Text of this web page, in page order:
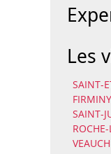
Les
SAINT-
FIRMINY
SAINT-